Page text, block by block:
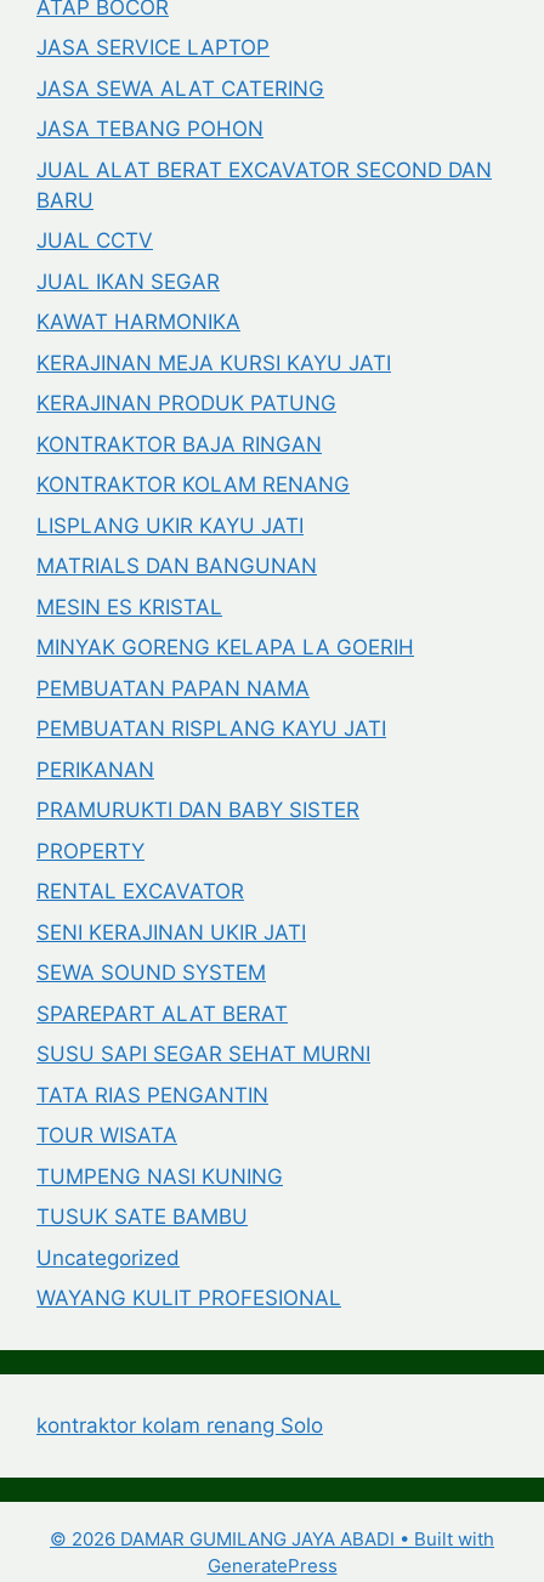
ATAP BOCOR
JASA SERVICE LAPTOP
JASA SEWA ALAT CATERING
JASA TEBANG POHON
JUAL ALAT BERAT EXCAVATOR SECOND DAN
BARU
JUAL CCTV
JUAL IKAN SEGAR
KAWAT HARMONIKA
KERAJINAN MEJA KURSI KAYU JATI
KERAJINAN PRODUK PATUNG
KONTRAKTOR BAJA RINGAN
KONTRAKTOR KOLAM RENANG
LISPLANG UKIR KAYU JATI
MATRIALS DAN BANGUNAN
MESIN ES KRISTAL
MINYAK GORENG KELAPA LA GOERIH
PEMBUATAN PAPAN NAMA
PEMBUATAN RISPLANG KAYU JATI
PERIKANAN
PRAMURUKTI DAN BABY SISTER
PROPERTY
RENTAL EXCAVATOR
SENI KERAJINAN UKIR JATI
SEWA SOUND SYSTEM
SPAREPART ALAT BERAT
SUSU SAPI SEGAR SEHAT MURNI
TATA RIAS PENGANTIN
TOUR WISATA
TUMPENG NASI KUNING
TUSUK SATE BAMBU
Uncategorized
WAYANG KULIT PROFESIONAL
kontraktor kolam renang Solo
© 2026 DAMAR GUMILANG JAYA ABADI • Built with
GeneratePress